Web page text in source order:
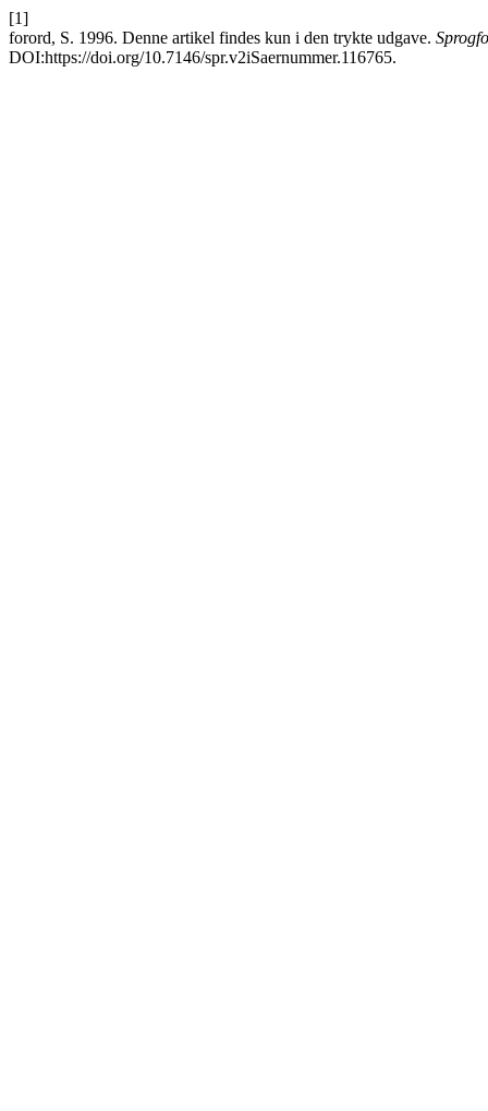
[1]
forord, S. 1996. Denne artikel findes kun i den trykte udgave.
DOI:https://doi.org/10.7146/spr.v2iSaernummer.116765.